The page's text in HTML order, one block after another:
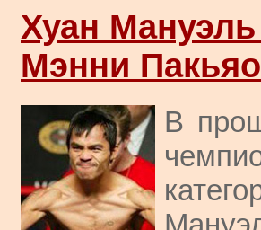
Хуан
Мэнни
В